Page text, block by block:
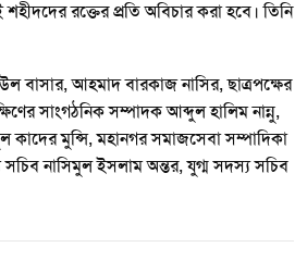
রক্তের প্রতি অবিচার করা হবে। তিনি
বাসার, আহমাদ বারকাজ নাসির, ছাত্রপক্ষের
সাংগঠনিক সম্পাদক আব্দুল হালিম নান্নু,
মুন্সি, মহানগর সমাজসেবা সম্পাদিকা
সচিব নাসিমুল ইসলাম অন্তর, যুগ্ম সদস্য সচিব